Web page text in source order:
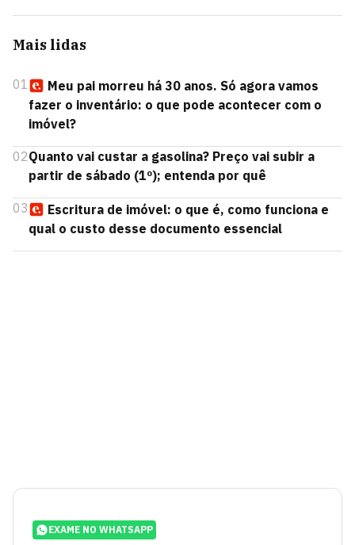
Mais lidas
01
Meu pai morreu há 30 anos. Só agora vamos
fazer o inventário: o que pode acontecer com o
imóvel?
02Quanto vai custar a gasolina? Preço vai subir a
partir de sábado (1º); entenda por quê
03
Escritura de imóvel: o que é, como funciona e
qual o custo desse documento essencial
EXAME NO WHATSAPP